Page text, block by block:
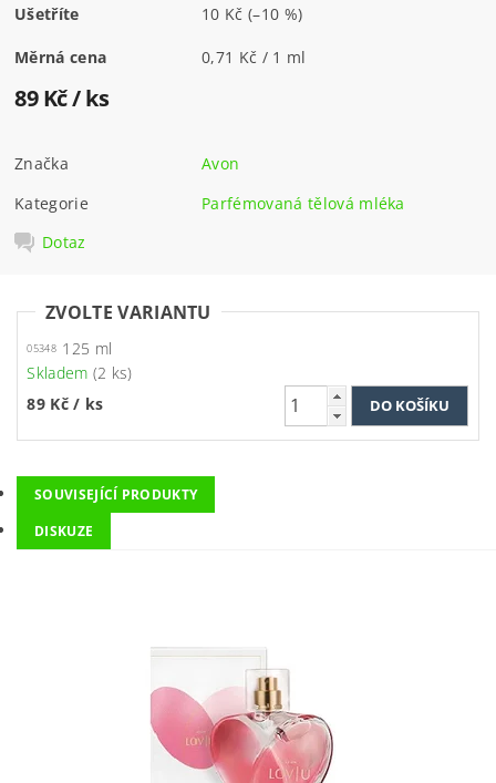
Ušetříte 10 Kč(–10 %)
Měrná cena 0,71 Kč / 1 ml
89 Kč/ ks
Značka
Avon
Kategorie
Parfémovaná tělová mléka
Dotaz
ZVOLTE VARIANTU
05348 125 ml
Skladem (2 ks)
89 Kč/ ks
SOUVISEJÍCÍ PRODUKTY
DISKUZE